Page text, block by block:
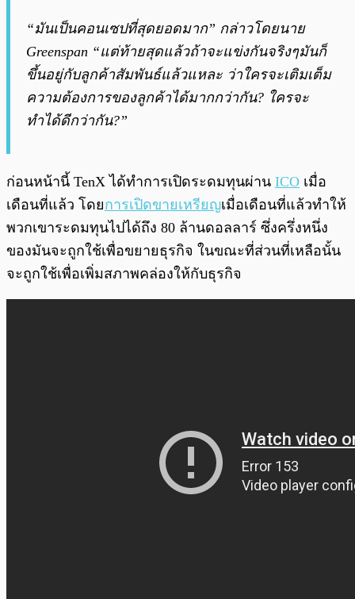
“มันเป็นคอนเซปที่สุดยอดมาก” กล่าวโดยนาย
Greenspan “แต่ท้ายสุดแล้วถ้าจะแข่งกันจริงๆมันก็
ขึ้นอยู่กับลูกค้าสัมพันธ์แล้วแหละ ว่าใครจะเติมเต็ม
ความต้องการของลูกค้าได้มากกว่ากัน? ใครจะ
ทำได้ดีกว่ากัน?”
ก่อนหน้านี้ TenX ได้ทำการเปิดระดมทุนผ่าน ICO เมื่อ
เดือนที่แล้ว โดยการเปิดขายเหรียญเมื่อเดือนที่แล้วทำให้
พวกเขาระดมทุนไปได้ถึง 80 ล้านดอลลาร์ ซึ่งครึ่งหนึ่ง
ของมันจะถูกใช้เพื่อขยายธุรกิจ ในขณะที่ส่วนที่เหลือนั้น
จะถูกใช้เพื่อเพิ่มสภาพคล่องให้กับธุรกิจ